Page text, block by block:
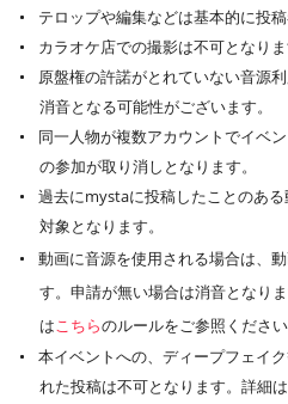
テロップや編集などは基本的に投
カラオケ店での撮影は不可となりま
原盤権の許諾がとれていない音源
消音となる可能性がございます。
同一人物が複数アカウントでイベ
の参加が取り消しとなります。
過去にmystaに投稿したことのあ
対象となります。
動画に音源を使用される場合は、
す。申請が無い場合は消音となり
はこちらのルールをご参照ください
本イベントへの、ディープフェイ
れた投稿は不可となります。詳細は